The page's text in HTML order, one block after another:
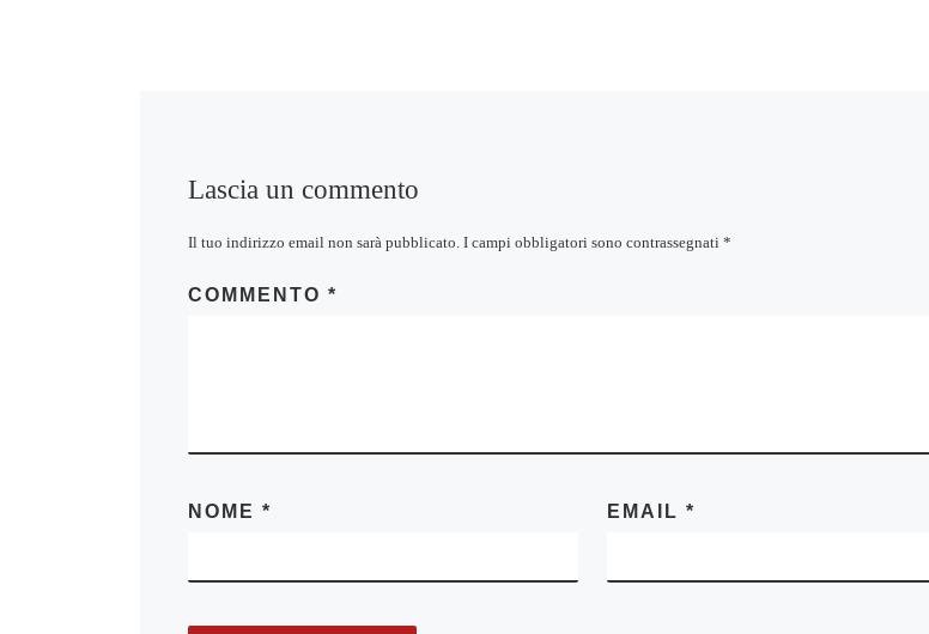
Lascia un commento
Il tuo indirizzo email non sarà pubblicato. I campi obbligatori sono contrassegnati *
COMMENTO *
NOME * EMAIL *